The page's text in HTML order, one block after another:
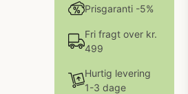
Prisgaranti -5%
Fri fragt over kr.
499
Hurtig levering
1-3 dage